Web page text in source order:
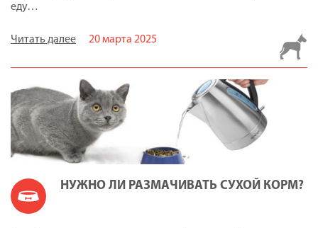
еду…
Читать далее 20 марта 2025
НУЖНО ЛИ РАЗМАЧИВАТЬ СУХОЙ КОРМ?